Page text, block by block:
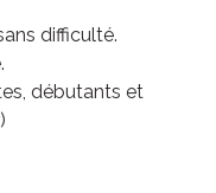
difficulté.
débutants et